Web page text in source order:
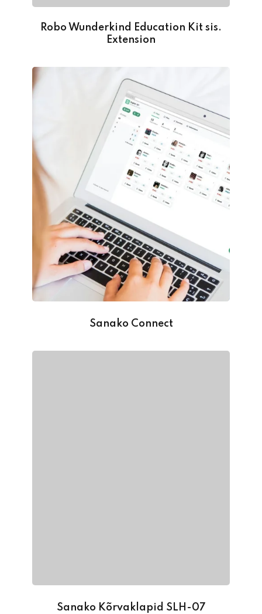
Robo Wunderkind Education Kit sis.
Extension
Sanako Connect
Sanako Kõrvaklapid SLH-07